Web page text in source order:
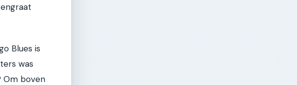
Blues is
was
Om boven